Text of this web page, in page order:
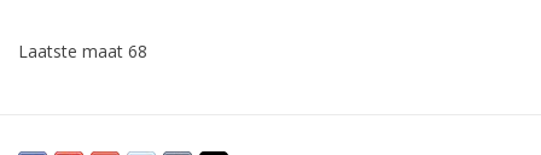
Laatste maat 68